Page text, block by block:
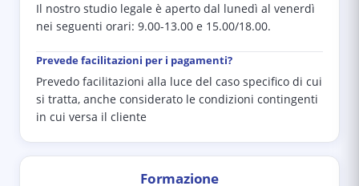
Il nostro studio legale è aperto dal lunedì al venerdì
nei seguenti orari: 9.00-13.00 e 15.00/18.00.
Prevede facilitazioni per i pagamenti?
Prevedo facilitazioni alla luce del caso specifico di cui
si tratta, anche considerato le condizioni contingenti
in cui versa il cliente
Formazione